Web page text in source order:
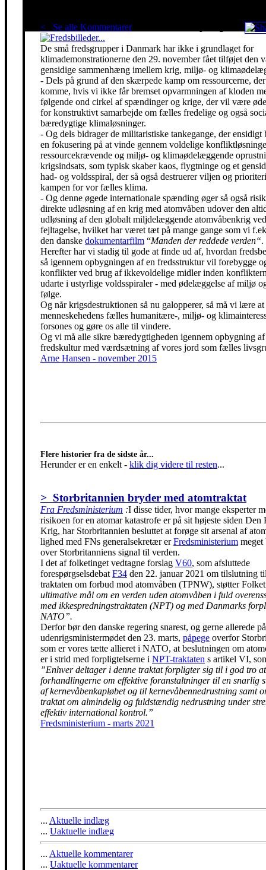
< Se alle KommentarerRed klimaet - stop krigen!
De små fredsgrupper i Danmark har ikke i grundlaget for
klimademonstrationerne den 29. november fået tilføjet den
gensidige sammenhæng imellem krig, miljø- og
- Dels på grund af den skærpede kamp om ressourcerne,
komme, hvis vi ikke får bremset opvarmningen af kloden
følgende ond cirkel af spændinger og krige, der vil være
for konstruktivt samarbejde om fælles fredelige og også
bæredygtige klimaløsninger.
- Og dels bidrager de militaristiske tankegange, der ensidigt
en fokusering på at vinde gennem voldelige
ressourcekrævende og miljø- og klimaødelæggende
krigsindsats, som typisk skaber kaos, flygtninge og et
had- og voldsspiral, der så også destruerer viljen og
kampen for vor fælles klima.
- Og denne øgede internationale spænding øger så også
direkte udløsning af en krig med atomvåben udover den
udløsning af den globalt miljdelæggende atomvåbenkrig
fejltagelse, hvilket har været tæt på mange gange som vi
den danske dokumentarfilm “Manden der reddede verden“.
Herefter har vi stadig til gode at finde ud af, hvordan
så igennem opbygningen af en fredsstruktur vil forebygge
konflikter ved brug af ikkevoldelige midler inden
udarte i ustyrlige voldsspiraler - med ødelæggelse af miljø
følge.
Og når krigsdestruktionen så nu galopperer, så må vi lære
menneskehedens fælles humanitære-, miljø- og
forsones og gøre os alle til vindere.
Og vi må alle sikre bæredygtigheden igennem opbygning af
fredskultur med værdsætning af vores jord som fælles
Arne Hansen - november 2015
Flere historier fra de sidste år...
Herunder er en enkelt - klik dig videre til resten...
> Storbritannien bryder med atomtraktat
Fra Fredsministerium :I disse tider, hvor mange eksperter
risikoen for en atomar katastrofe er på sit højeste siden Den
Krig, har Storbritannien besluttet at forøge sit arsenal af
lighed med FNs generalsekretær erFredsministerium meget
over Storbritanniens signal til verden.
I det af folketinget vedtagne forslag V60, som afsluttede
forespørgselsdebat F34 den 22. januar 2021 om tilslutning
traktaten om forbud mod atomvåben (TPNW), støtter
ultimative mål om en verden uden atomvåben i fuld
med ikkespredningstraktaten (NPT) og med Danmarks
NATO”.
Derfor bør den danske regering snarest, og gerne allerede på
udenrigsministermødet den 23. marts, påpege overfor
som er vores tætte allieret i NATO, at beslutningen om
er i strid med forpligtelserne i NPT-traktaten s artikel VI,
”Enhver deltager i denne traktat forpligter sig til i god tro
forhandlingerne om effektive foranstaltninger til en snarlig
af kernevåbenkapløbet og til kernevåbennedrustning samt
traktat om almindelig og fuldstændig nedrustning under
effektiv international kontrol.”
Fredsministerium - marts 2021
... Aktuelle indlæg
... Uaktuelle indlæg
... Aktuelle kommentarer
... Uaktuelle kommentarer